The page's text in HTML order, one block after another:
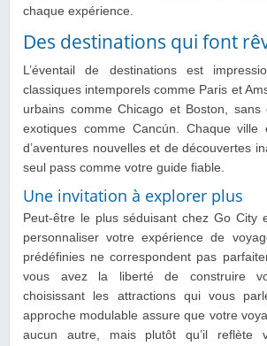
chaque expérience.
Des destinations qui font
L’éventail de destinations est
classiques intemporels comme Paris et
urbains comme Chicago et Boston, sans
exotiques comme Cancún. Chaque ville
d’aventures nouvelles et de découvertes
seul pass comme votre guide fiable.
Une invitation à explorer plus
Peut-être le plus séduisant chez Go City
personnaliser votre expérience de
prédéfinies ne correspondent pas
vous avez la liberté de construire
choisissant les attractions qui vous
approche modulable assure que votre
aucun autre, mais plutôt qu’il reflète